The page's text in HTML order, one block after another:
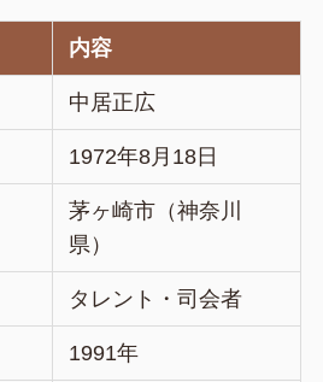
内容
中居正広
1972年8月18日
茅ヶ崎市（神奈川
県）
タレント・司会者
1991年